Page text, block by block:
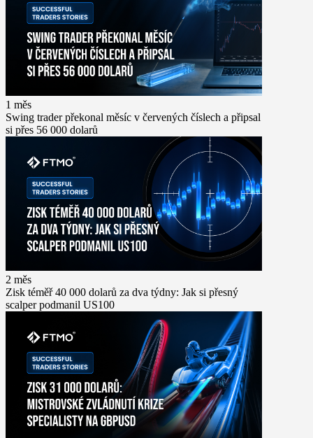
1 měs
Swing trader překonal měsíc v červených číslech a připsal
si přes 56 000 dolarů
2 měs
Zisk téměř 40 000 dolarů za dva týdny: Jak si přesný
scalper podmanil US100